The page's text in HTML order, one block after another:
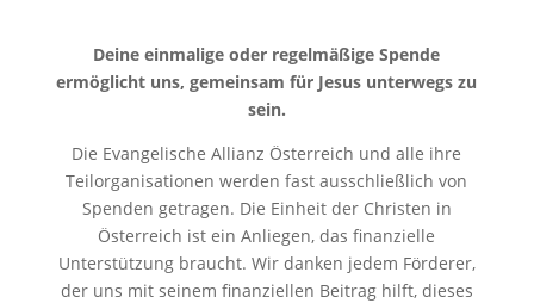
Deine einmalige oder regelmäßige Spende
ermöglicht uns, gemeinsam für Jesus unterwegs zu
sein.
Die Evangelische Allianz Österreich und alle ihre
Teilorganisationen werden fast ausschließlich von
Spenden getragen. Die Einheit der Christen in
Österreich ist ein Anliegen, das finanzielle
Unterstützung braucht. Wir danken jedem Förderer,
der uns mit seinem finanziellen Beitrag hilft, dieses